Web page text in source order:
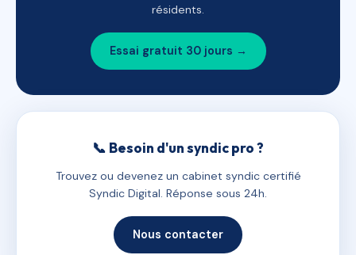
résidents.
Essai gratuit 30 jours →
📞 Besoin d'un syndic pro ?
Trouvez ou devenez un cabinet syndic certifié
Syndic Digital. Réponse sous 24h.
Nous contacter